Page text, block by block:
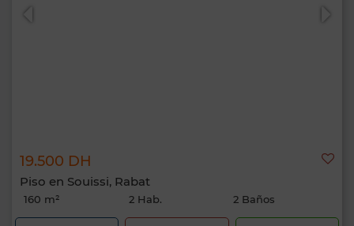
19.500 DH
Piso en Souissi, Rabat
160 m² 2 Hab. 2 Baños